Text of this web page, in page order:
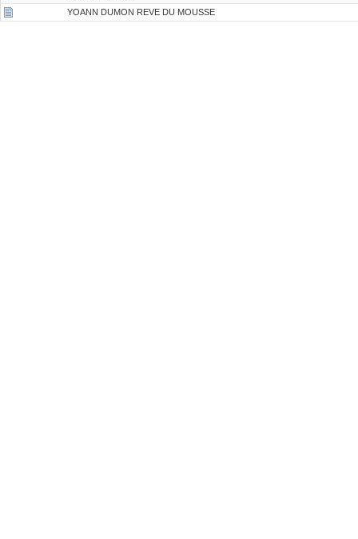
YOANN DUMON REVE DU MOUSSE